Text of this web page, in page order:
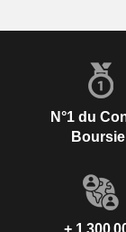
N°1 du